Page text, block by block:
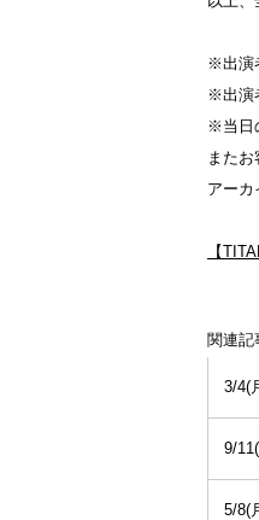
※出演
※出演
※当日
また
アーカ
【
関連記
3/4(
9/
5/8(